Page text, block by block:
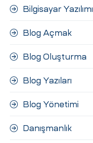
Bilgisayar Yazılımı
Blog Açmak
Blog Oluşturma
Blog Yazıları
Blog Yönetimi
Danışmanlık